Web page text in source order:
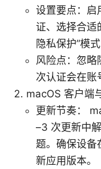
设置要点：启
证、选择合适
隐私保护”模
风险点：忽略
次认证会在账
macOS 客户端
更新节奏：
–3 次更新中
题。确保设备
新应用版本。